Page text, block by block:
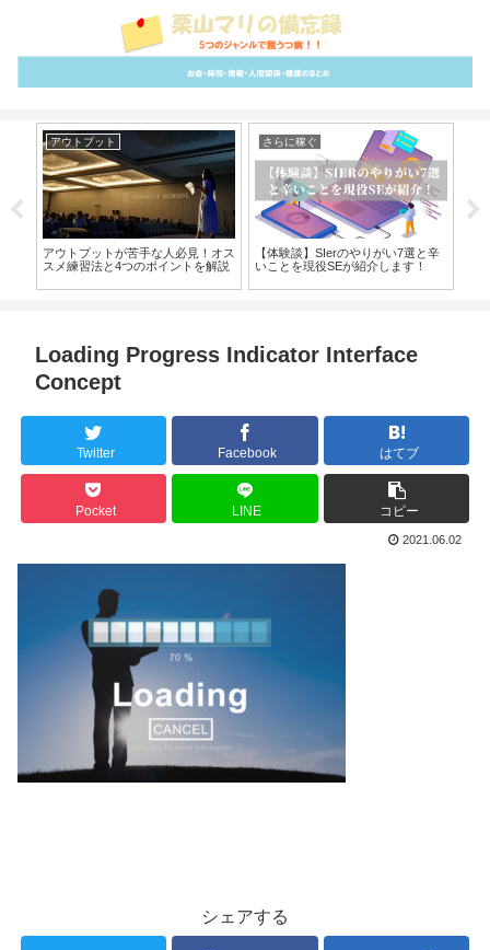
アウトプット
アウトプットが苦手な人必見！オス
スメ練習法と4つのポイントを解説
さらに稼ぐ
【体験談】SIerのやりがい7選と辛
いことを現役SEが紹介します！
Loading Progress Indicator Interface
Concept
Twitter Facebook はてブ
Pocket LINE コピー
2021.06.02
シェアする